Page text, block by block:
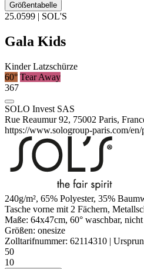
Größentabelle
25.0599 | SOL'S
Gala Kids
Kinder Latzschürze
60° Tear Away
367
SOLO Invest SAS
Rue Reaumur 92, 75002 Paris,
https://www.sologroup-paris.com/en/
240g/m², 65% Polyester, 35%
Tasche vorne mit 2 Fächern,
Maße: 64x47cm, 60° waschbar,
Größen: onesize
Zolltarifnummer: 62114310 |
50
10